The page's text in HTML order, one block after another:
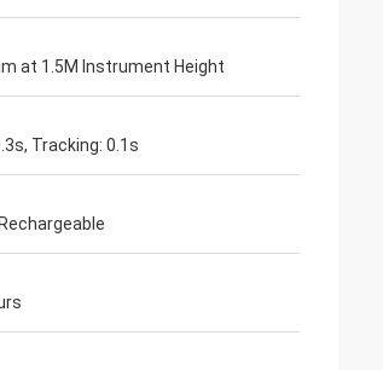
at 1.5M Instrument Height
Tracking: 0.1s